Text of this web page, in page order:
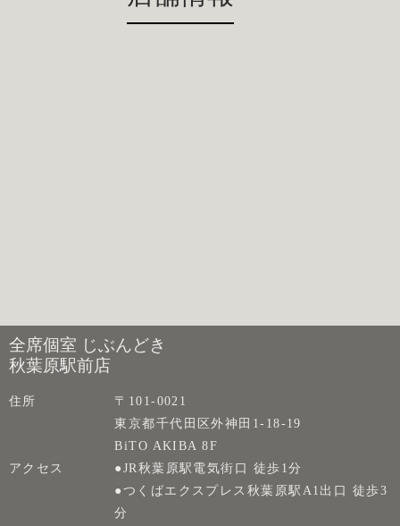
全席個室 じぶんどき
秋葉原駅前店
住所
〒101-0021
東京都千代田区外神田1-18-19
BiTO AKIBA 8F
アクセス
●JR秋葉原駅電気街口 徒歩1分
●つくばエクスプレス秋葉原駅A1出口 徒歩3
分